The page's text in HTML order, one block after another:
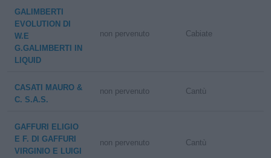
GALIMBERTI
EVOLUTION DI
W.E
G.GALIMBERTI IN
LIQUID
non pervenuto Cabiate
CASATI MAURO &
C. S.A.S.
non pervenuto Cantù
GAFFURI ELIGIO
E F. DI GAFFURI
VIRGINIO E LUIGI
non pervenuto Cantù